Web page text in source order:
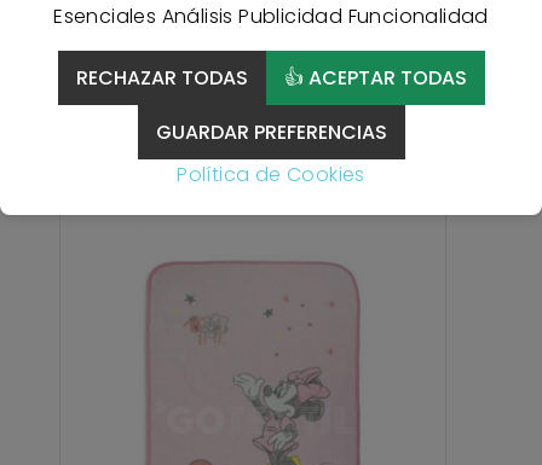
Esenciales Análisis Publicidad Funcionalidad
RECHAZAR TODAS
👍 ACEPTAR TODAS
GUARDAR PREFERENCIAS
Política de Cookies
Más información
Productos Relacionados